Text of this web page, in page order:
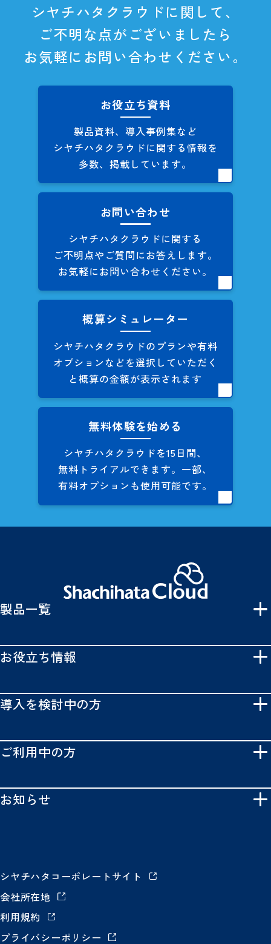
シヤチハタクラウドに関して、
ご不明な点がございましたら
お気軽にお問い合わせください。
お役立ち資料
製品資料、導入事例集など
シヤチハタクラウドに関する情報を
多数、掲載しています。
お問い合わせ
シヤチハタクラウドに関する
ご不明点やご質問にお答えします。
お気軽にお問い合わせください。
概算シミュレーター
シヤチハタクラウドのプランや有料
オプションなどを選択していただく
と概算の金額が表示されます
無料体験を始める
シヤチハタクラウドを15日間、
無料トライアルできます。 一部、
有料オプションも使用可能です。
製品一覧
お役立ち情報
導入を検討中の方
ご利用中の方
お知らせ
シヤチハタコーポレートサイト
会社所在地
利用規約
プライバシーポリシー